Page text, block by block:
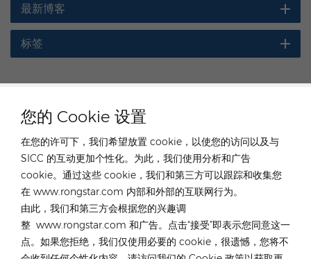
您的 Cookie 设置
在您的许可下，我们希望放置 cookie，以使您的访问以及与
SICC 的互动更加个性化。为此，我们使用分析和广告
cookie。通过这些 cookie，我们和第三方可以跟踪和收集您
在 www.rongstar.com 内部和外部的互联网行为。
由此，我们和第三方会根据您的兴趣调
整 www.rongstar.com 和广告。点击“接受”即表示您同意这一
点。如果您拒绝，我们仅使用必要的 cookie，很遗憾，您将不
最新博客
标签
聯係我們的專家服務
德國
+49 176 55258880
电子邮件 :de@rongstar.com
办公室及仓库 :Oppener Str. 67, 52146
W&uuml;rselen, Germany